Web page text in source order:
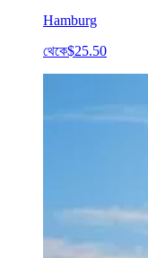
Hamburg
থেকে$25.50